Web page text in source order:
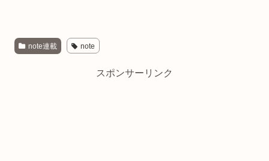
note連載 note
スポンサーリンク